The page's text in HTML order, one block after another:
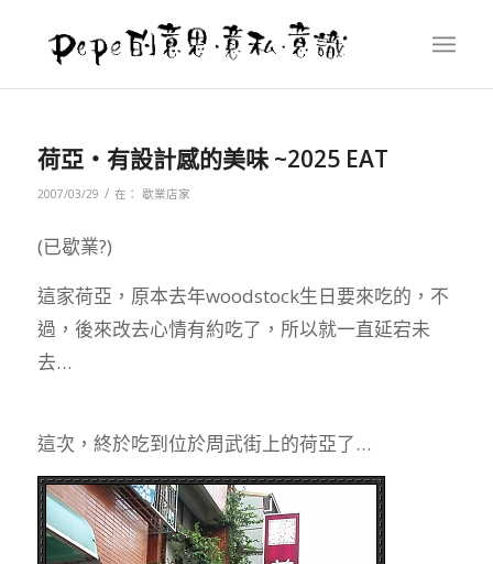
荷亞‧有設計感的美味 ~2025 EAT
2007/03/29 / 在： 歇業店家
(已歇業?)
這家荷亞，原本去年woodstock生日要來吃的，不
過，後來改去心情有約吃了，所以就一直延宕未
去…
這次，終於吃到位於周武街上的荷亞了…